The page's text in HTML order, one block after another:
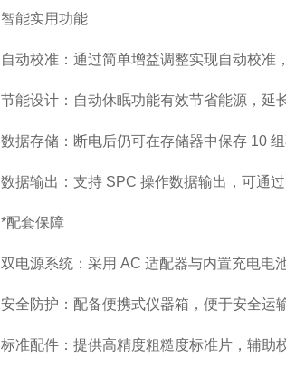
智能实用功能
自动校准：通过简单增益调整实现自动校准
节能设计：自动休眠功能有效节省能源，延
数据存储：断电后仍可在存储器中保存 10
数据输出：支持 SPC 操作数据输出，可通
*配套保障
双电源系统：采用 AC 适配器与内置充电电
安全防护：配备便携式仪器箱，便于安全运
标准配件：提供高精度粗糙度标准片，辅助